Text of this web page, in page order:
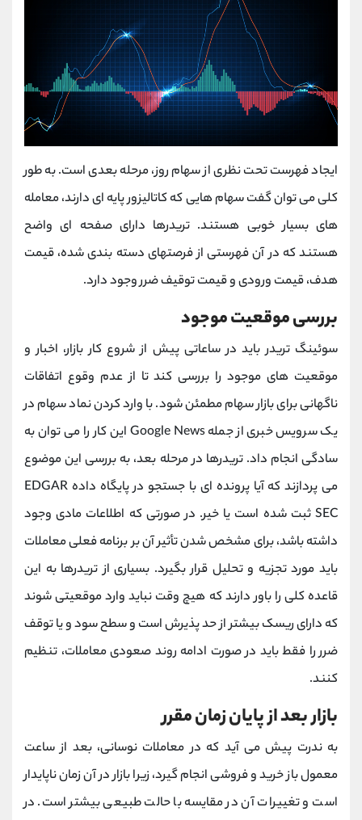
ایجاد فهرست تحت نظری از سهام روز، مرحله بعدی است. به طور
کلی می توان گفت سهام هایی که کاتالیزور پایه ای دارند، معامله
های بسیار خوبی هستند. تریدرها دارای صفحه ای واضح
هستند که در آن فهرستی از فرصتهای دسته بندی شده، قیمت
هدف، قیمت ورودی و قیمت توقیف ضرر وجود دارد.
بررسی موقعیت موجود
سوئینگ تریدر باید در ساعاتی پیش از شروع کار بازار، اخبار و
موقعیت های موجود را بررسی کند تا از عدم وقوع اتفاقات
ناگهانی برای بازار سهام مطمئن شود. با وارد کردن نماد سهام در
یک سرویس خبری از جمله Google News این کار را می توان به
سادگی انجام داد. تریدرها در مرحله بعد، به بررسی این موضوع
می پردازند که آیا پرونده ای با جستجو در پایگاه داده EDGAR
SEC ثبت شده است یا خیر. در صورتی که اطلاعات مادی وجود
داشته باشد، برای مشخص شدن تأثیر آن بر برنامه فعلی معاملات
باید مورد تجزیه و تحلیل قرار بگیرد. بسیاری از تریدرها به این
قاعده کلی را باور دارند که هیچ وقت نباید وارد موقعیتی شوند
که دارای ریسک بیشتر از حد پذیرش است و سطح سود و یا توقف
ضرر را فقط باید در صورت ادامه روند صعودی معاملات، تنظیم
کنند.
بازار بعد از پایان زمان مقرر
به ندرت پیش می آید که در معاملات نوسانی، بعد از ساعت
معمول باز خرید و فروشی انجام گیرد، زیرا بازار در آن زمان ناپایدار
است و تغییرات آن در مقایسه با حالت طبیعی بیشتر است. در